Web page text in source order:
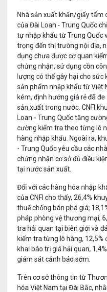
Nhà sản xuất khăn/giấy tẩm
của Đài Loan - Trung Quốc
tự nhập khẩu từ Trung Quốc
trọng đến thị trường nội địa,
dụng chưa được cơ quan
chứng nhận, sử dụng cồn
lượng có thể gây hại cho
sản phẩm nhập khẩu từ Việt
kém, định hướng giá rẻ đã
sản xuất trong nước. CNFI
Loan - Trung Quốc tăng
cường kiểm tra theo từng lô
hàng nhập khẩu. Ngoài ra,
- Trung Quốc yêu cầu các
chứng nhận cơ sở đủ điều
tại nước sản xuất.
Đối với các hàng hóa nhập
của CNFI cho thấy, 26,4%
thuế chống bán phá giá;
pháp phòng vệ thương mại,
tra hải quan tại biên giới và
kiểm tra từng lô hàng, 12,5%
khai báo trị giá hải quan,
giám sát cảnh báo sớm.
Trên cơ sở thông tin từ
hóa Việt Nam tại Đài Bắc,